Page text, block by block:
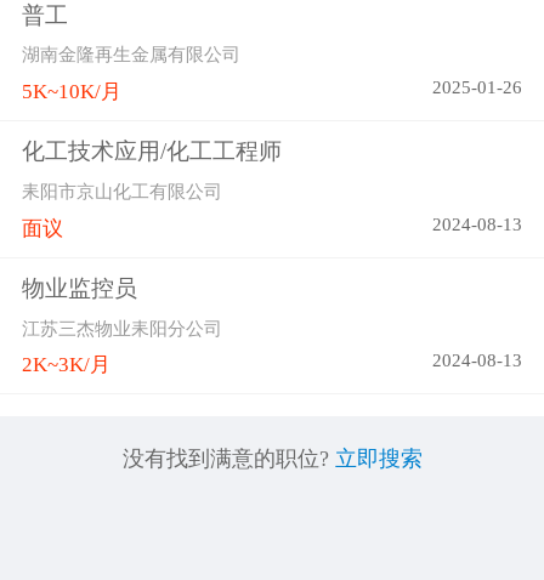
普工
湖南金隆再生金属有限公司
5K~10K/月 2025-01-26
化工技术应用/化工工程师
耒阳市京山化工有限公司
面议 2024-08-13
物业监控员
江苏三杰物业耒阳分公司
2K~3K/月 2024-08-13
没有找到满意的职位? 立即搜索